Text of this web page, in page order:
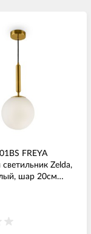
FREYA
Zelda,
шар 20см